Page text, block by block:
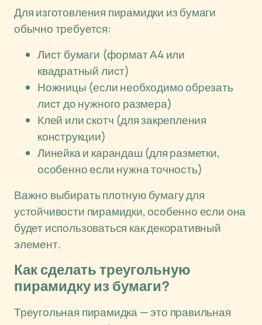
Для изготовления пирамидки из бумаги
обычно требуется:
Лист бумаги (формат А4 или
квадратный лист)
Ножницы (если необходимо обрезать
лист до нужного размера)
Клей или скотч (для закрепления
конструкции)
Линейка и карандаш (для разметки,
особенно если нужна точность)
Важно выбирать плотную бумагу для
устойчивости пирамидки, особенно если она
будет использоваться как декоративный
элемент.
Как сделать треугольную
пирамидку из бумаги?
Треугольная пирамидка — это правильная